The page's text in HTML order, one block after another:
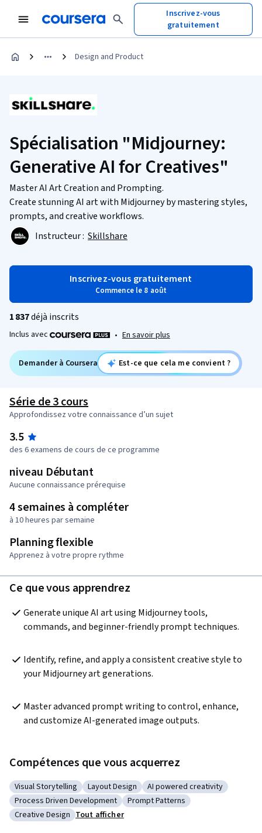
Inscrivez-vous
gratuitement
Design and Product
Spécialisation "Midjourney:
Generative AI for Creatives"
Master AI Art Creation and Prompting.
Create stunning AI art with Midjourney by mastering styles,
prompts, and creative workflows.
Instructeur : Skillshare
Inscrivez-vous gratuitement
Commence le 8 août
1 837déjà inscrits
Inclus avec • En savoir plus
Demander à Coursera Est-ce que cela me convient ?
Série de 3 cours
Approfondissez votre connaissance d’un sujet
3.5
des 6 examens de cours de ce programme
niveau Débutant
Aucune connaissance prérequise
4 semaines à compléter
à 10 heures par semaine
Planning flexible
Apprenez à votre propre rythme
Ce que vous apprendrez
Generate unique AI art using Midjourney tools,
commands, and beginner-friendly prompt techniques.
Identify, refine, and apply a consistent creative style to
your Midjourney art generations.
Master advanced prompt writing to control, enhance,
and customize AI-generated image outputs.
Compétences que vous acquerrez
Catégorie : Visual Storytelling
Visual Storytelling Catégorie : Layout Design
Layout Design Catégorie : AI powered
AI powered creativity
Catégorie : Process Driven Development
Process Driven Development Catégorie : Prompt Patterns
Prompt Patterns
Catégorie : Creative Design
Creative Design Tout afficher